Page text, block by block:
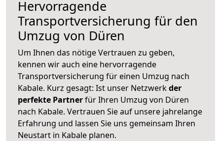
Hervorragende
Transportversicherung für den
Umzug von Düren
Um Ihnen das nötige Vertrauen zu geben,
kennen wir auch eine hervorragende
Transportversicherung für einen Umzug nach
Kabale. Kurz gesagt: Ist unser Netzwerkder
perfekte Partnerfür Ihren Umzug von Düren
nach Kabale. Vertrauen Sie auf unsere jahrelange
Erfahrung und lassen Sie uns gemeinsam Ihren
Neustart in Kabale planen.